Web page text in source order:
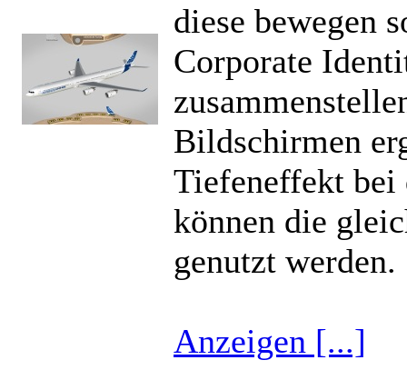
diese bewegen
Corporate
Bildschirmen
Tiefeneffekt bei
können die
genutzt werden.
Anzeigen [...]